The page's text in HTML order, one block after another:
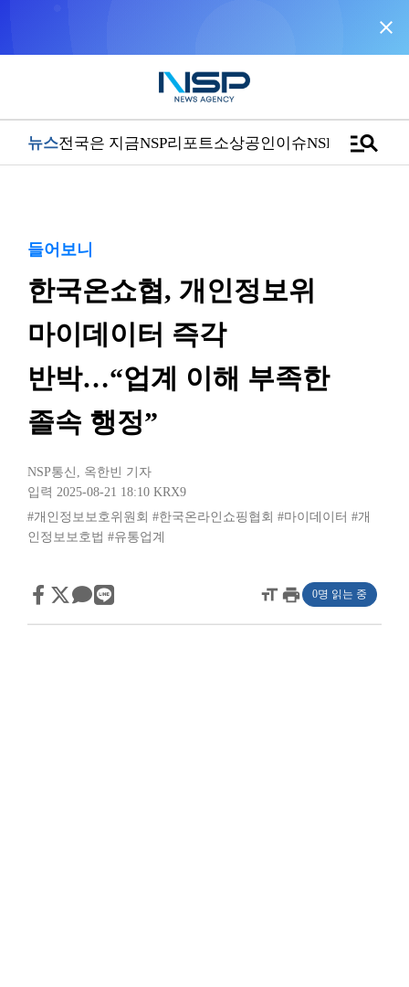
close
뉴스전국은 지금NSP리포트소상공인이슈NSPTVmanage_search
들어보니
한국온쇼협, 개인정보위
마이데이터 즉각
반박…“업계 이해 부족한
졸속 행정”
NSP통신 , 옥한빈 기자
입력 2025-08-21 18:10 KRX9
#개인정보보호위원회 #한국온라인쇼핑협회 #마이데이터 #개
인정보보호법 #유통업계
format_sizeprint 0명 읽는 중